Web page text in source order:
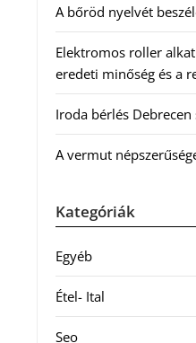
A bőröd nyelvét
Elektromos roller
eredeti minőség és a
Iroda bérlés
A vermut
Kategóriák
Egyéb
Étel- Ital
Seo